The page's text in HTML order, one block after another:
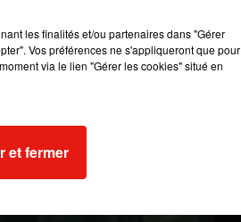
de Managua, où
de 67 ans
Mais l’étoile
d’argent qu’elle
du 7
reflète la
les finalités et/ou partenaires dans "Gérer
Vos préférences ne s'appliqueront que pour
via le lien "Gérer les cookies" situé en
et fermer